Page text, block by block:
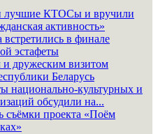
лучшие КТОСы и вручили
активность»
в финале
эстафеты
дружеским визитом
Беларусь
национально-культурных и
обсудили на...
съёмки проекта «Поём